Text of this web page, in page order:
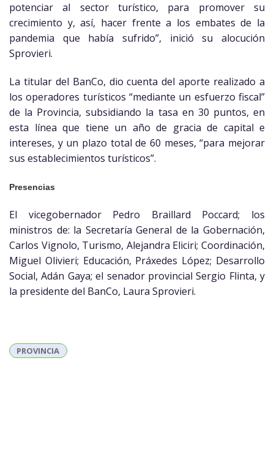
potenciar al sector turístico, para promover su
crecimiento y, así, hacer frente a los embates de la
pandemia que había sufrido”, inició su alocución
Sprovieri.
La titular del BanCo, dio cuenta del aporte realizado a
los operadores turísticos “mediante un esfuerzo fiscal”
de la Provincia, subsidiando la tasa en 30 puntos, en
esta línea que tiene un año de gracia de capital e
intereses, y un plazo total de 60 meses, “para mejorar
sus establecimientos turísticos”.
Presencias
El vicegobernador Pedro Braillard Poccard; los
ministros de: la Secretaría General de la Gobernación,
Carlos Vignolo, Turismo, Alejandra Eliciri; Coordinación,
Miguel Olivieri; Educación, Práxedes López; Desarrollo
Social, Adán Gaya; el senador provincial Sergio Flinta, y
la presidente del BanCo, Laura Sprovieri.
PROVINCIA